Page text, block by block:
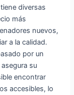
grabadora de
DVD
(reacondiciona
do)
diversas
más
nuevos,
a la calidad.
por un
su
encontrar
accesibles, lo